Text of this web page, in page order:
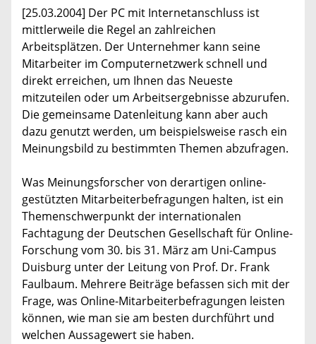
[25.03.2004] Der PC mit Internetanschluss ist
mittlerweile die Regel an zahlreichen
Arbeitsplätzen. Der Unternehmer kann seine
Mitarbeiter im Computernetzwerk schnell und
direkt erreichen, um Ihnen das Neueste
mitzuteilen oder um Arbeitsergebnisse abzurufen.
Die gemeinsame Datenleitung kann aber auch
dazu genutzt werden, um beispielsweise rasch ein
Meinungsbild zu bestimmten Themen abzufragen.
Was Meinungsforscher von derartigen online-
gestützten Mitarbeiterbefragungen halten, ist ein
Themenschwerpunkt der internationalen
Fachtagung der Deutschen Gesellschaft für Online-
Forschung vom 30. bis 31. März am Uni-Campus
Duisburg unter der Leitung von Prof. Dr. Frank
Faulbaum. Mehrere Beiträge befassen sich mit der
Frage, was Online-Mitarbeiterbefragungen leisten
können, wie man sie am besten durchführt und
welchen Aussagewert sie haben.